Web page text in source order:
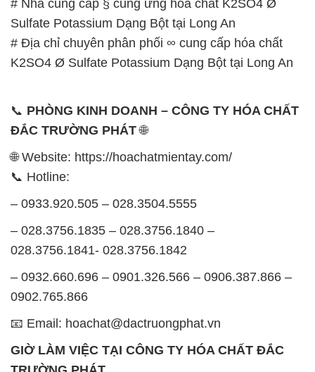
📞PHÒNG KINH DOANH – CÔNG TY HÓA CHẤT
ĐẮC TRƯỜNG PHÁT 🌐
🌐 Website: https://hoachatmientay.com/
– 0933.920.505 – 028.3504.5555
028.3756.1841- 028.3756.1842
0902.765.866
📧 Email: hoachat@dactruongphat.vn
TRƯỜNG PHÁT
được tổ chức như sau:
Thứ 2 đến thứ 6: Buổi sáng: từ 8h đến 11h – Buổi